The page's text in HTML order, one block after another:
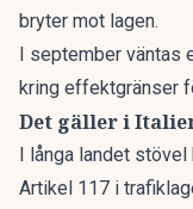
bryter mot lagen.
I september väntas
kring effektgränser
Det gäller i
I långa landet stövel
Artikel 117 i